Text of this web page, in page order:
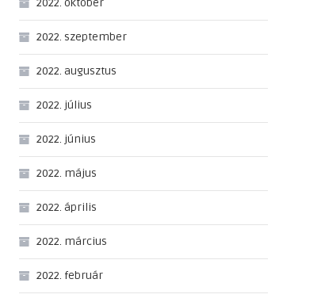
2022. október
2022. szeptember
2022. augusztus
2022. július
2022. június
2022. május
2022. április
2022. március
2022. február